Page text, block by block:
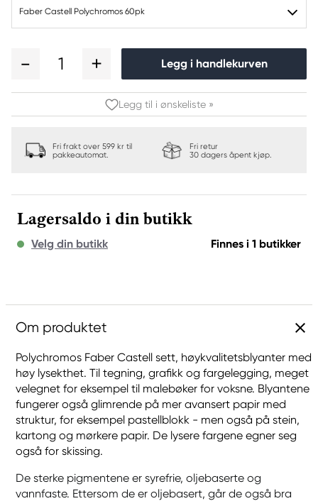
Faber Castell Polychromos 60pk
1 Legg i handlekurven
Legg til i ønskeliste »
Fri frakt over 599 kr til
pakkeautomat.
Fri retur
30 dagers åpent kjøp.
Lagersaldo i din butikk
Velg din butikk Finnes i 1 butikker
Om produktet
Polychromos Faber Castell sett, høykvalitetsblyanter med
høy lysekthet. Til tegning, grafikk og fargelegging, meget
velegnet for eksempel til malebøker for voksne. Blyantene
fungerer også glimrende på mer avansert papir med
struktur, for eksempel pastellblokk - men også på stein,
kartong og mørkere papir. De lysere fargene egner seg
også for skissing.
De sterke pigmentene er syrefrie, oljebaserte og
vannfaste. Ettersom de er oljebasert, går de også bra